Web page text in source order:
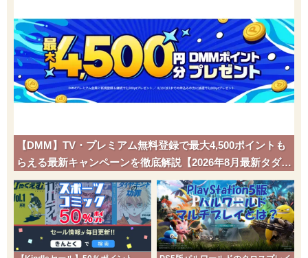
【DMM】TV・プレミアム無料登録で最大4,500ポイントも
らえる最新キャンペーンを徹底解説【2026年8月最新タダポ
チ】